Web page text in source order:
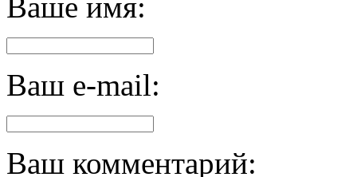
Ваше имя:
Ваш e-mail:
Ваш комментарий: